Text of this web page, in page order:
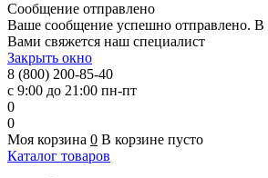
Сообщение отправлено
Ваше сообщение успешно отправлено.
Вами свяжется наш специалист
Закрыть окно
8 (800) 200-85-40
с 9:00 до 21:00 пн-пт
0
0
Моя корзина 0 В корзине пусто
Каталог товаров